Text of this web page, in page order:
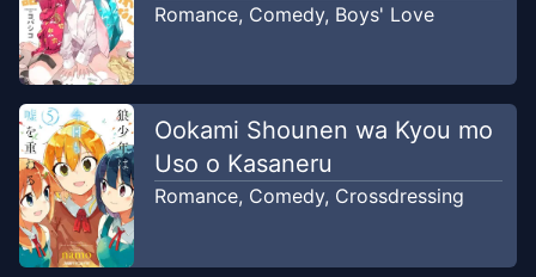
Romance, Comedy, Boys' Love
Ookami Shounen wa Kyou mo
Uso o Kasaneru
Romance, Comedy, Crossdressing